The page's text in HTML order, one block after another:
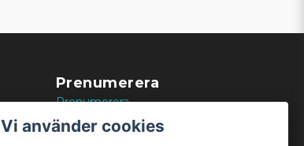
Prenumerera
Prenumerera
Vi använder cookies